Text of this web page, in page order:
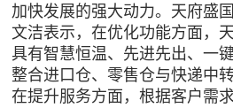
加快发展的强大动力。天府盛
文洁表示，在优化功能方面，
具有智慧恒温、先进先出、一
整合进口仓、零售仓与快递中
在提升服务方面，根据客户需